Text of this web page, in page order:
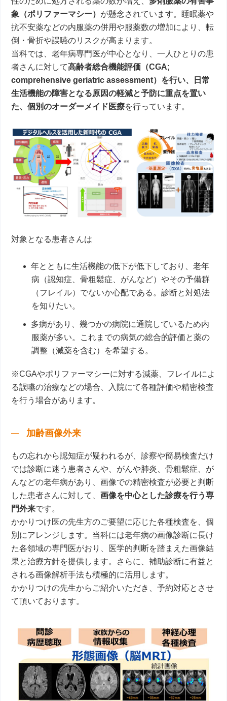
象（ポリファーマシー） が懸念されています。睡眠薬や
抗不安薬などの内服薬の併用や服薬数の増加により、転
倒・骨折や誤嚥のリスクが高まります。
当科では、老年病専門医が中心となり、一人ひとりの患
者さんに対して高齢者総合機能評価（CGA;
comprehensive geriatric assessment）を行い、日常
生活機能の障害となる原因の軽減と予防に重点を置い
た、個別のオーダーメイド医療を行っています。
対象となる患者さんは
年とともに生活機能の低下が低下しており、老年
病（認知症、骨粗鬆症、がんなど）やその予備群
（フレイル）でないか心配である。診断と対処法
を知りたい。
多病があり、幾つかの病院に通院しているため内
服薬が多い。これまでの病気の総合的評価と薬の
調整（減薬を含む）を希望する。
※CGAやポリファーマシーに対する減薬、フレイルによ
る誤嚥の治療などの場合、入院にて各種評価や精密検査
を行う場合があります。
加齢画像外来
もの忘れから認知症が疑われるが、診察や簡易検査だけ
では診断に迷う患者さんや、がんや肺炎、骨粗鬆症、が
んなどの老年病があり、画像での精密検査が必要と判断
した患者さんに対して、画像を中心とした診療を行う専
門外来です。
かかりつけ医の先生方のご要望に応じた各種検査を、個
別にアレンジします。当科には老年病の画像診断に長け
た各領域の専門医がおり、医学的判断を踏まえた画像結
果と治療方針を提供します。さらに、補助診断に有益と
される画像解析手法も積極的に活用します。
かかりつけの先生からご紹介いただき、予約対応とさせ
て頂いております。